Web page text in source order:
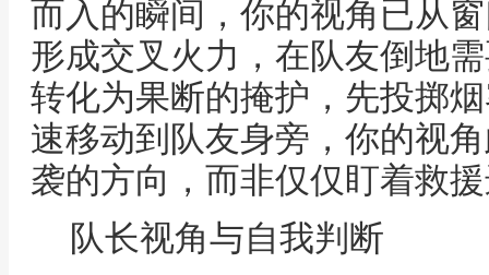
而入的瞬间，你的视角已从
形成交叉火力，在队友倒地
转化为果断的掩护，先投掷
速移动到队友身旁，你的视
袭的方向，而非仅仅盯着救
队长视角与自我判断